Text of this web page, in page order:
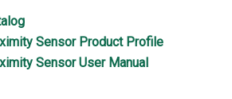
Sensor Product Profile
Sensor User Manual